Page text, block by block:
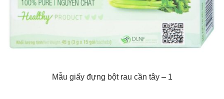
Mẫu giấy đựng bột rau cần tây – 1